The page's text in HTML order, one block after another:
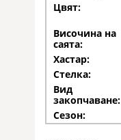
Цвят:
Височина на
саята:
Хастар:
Стелка:
Вид
закопчаване:
Сезон: